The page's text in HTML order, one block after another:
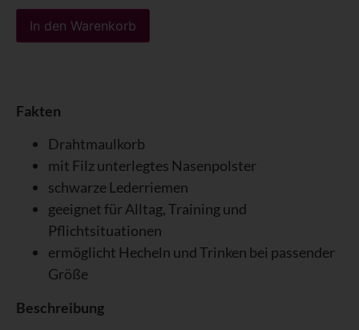
In den Warenkorb
Fakten
Drahtmaulkorb
mit Filz unterlegtes Nasenpolster
schwarze Lederriemen
geeignet für Alltag, Training und
Pflichtsituationen
ermöglicht Hecheln und Trinken bei passender
Größe
Beschreibung